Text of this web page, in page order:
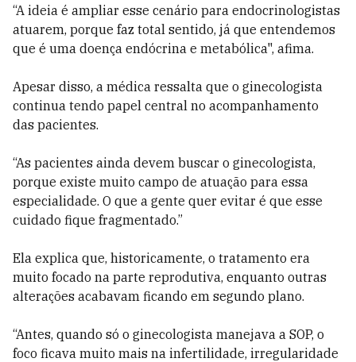
“A ideia é ampliar esse cenário para endocrinologistas
atuarem, porque faz total sentido, já que entendemos
que é uma doença endócrina e metabólica", afima.
Apesar disso, a médica ressalta que o ginecologista
continua tendo papel central no acompanhamento
das pacientes.
“As pacientes ainda devem buscar o ginecologista,
porque existe muito campo de atuação para essa
especialidade. O que a gente quer evitar é que esse
cuidado fique fragmentado.”
Ela explica que, historicamente, o tratamento era
muito focado na parte reprodutiva, enquanto outras
alterações acabavam ficando em segundo plano.
“Antes, quando só o ginecologista manejava a SOP, o
foco ficava muito mais na infertilidade, irregularidade